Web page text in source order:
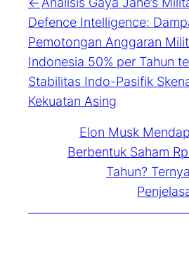
Defence Intelligence:
Pemotongan Anggaran
Indonesia 50% per Tahun
Stabilitas Indo-Pasifik
Kekuatan Asing
Elon Musk
Berbentuk Saham
Tahun?